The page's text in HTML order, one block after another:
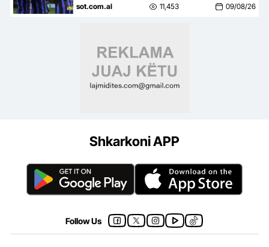
Juventusit, Zhegrova luajti nga
sot.com.al 11,453 09/08/26
Shkarkoni APP
Follow Us